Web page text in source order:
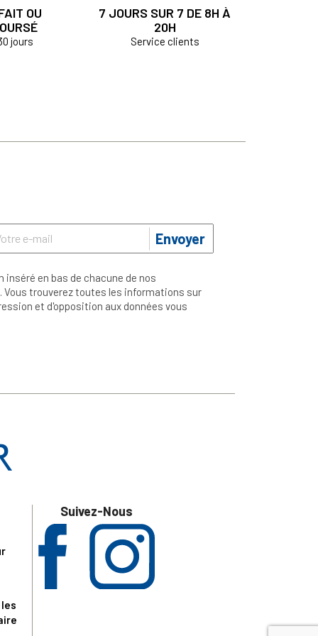
OU
jours
7 JOURS SUR 7 DE 8H À
20H
Service clients
Envoyer
en bas de chacune de nos
trouverez toutes les informations sur
et d'opposition aux données vous
Suivez-Nous